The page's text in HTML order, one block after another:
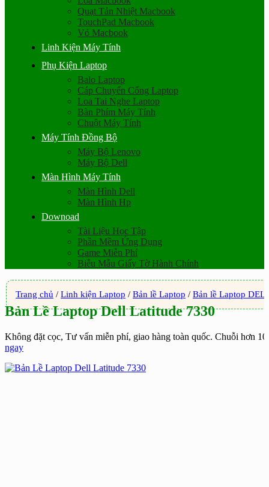
Quạt Tản Nhiệt Macbook
TouchPad Macbook
Vỏ Macbook
Linh Kiện Máy Tính
Phụ Kiện Laptop
Balo Laptop
Cáp Chuyển Cổng Laptop
Loa Tai Nghe Laptop
Bàn Phím Máy Tính
Chuột Máy Tính
Máy Tính Đồng Bộ
Máy Bộ Lenovo
Máy Bộ Dell
Màn Hình Máy Tính
Màn Hình Dell
Màn Hình Hp
Downoad
Tài Liệu Học Tập
Phần Mềm Ứng Dụng
Game Miễn Phí
Biễu Mẫu Giấy Tờ Hành Chính
Trang chủ / Linh kiện Laptop / Bản lề Laptop / Bản lề Laptop
Bản Lề Laptop Dell Latitude 7330
Không đặt cọc, Tư vấn miễn phí, giao hàng toàn quốc. Chuỗi hơn
ngay